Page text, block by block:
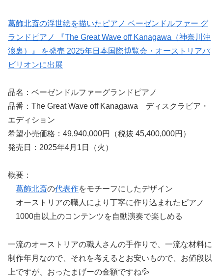
葛飾北斎の浮世絵を描いたピアノ ベーゼンドルファー グ
ランドピアノ 『The Great Wave off Kanagawa（神奈川沖
浪裏）』 を発売 2025年日本国際博覧会・オーストリアパ
ビリオンに出展
品名：ベーゼンドルファーグランドピアノ
品番：The Great Wave off Kanagawa ディスクラビア・
エディション
希望小売価格：49,940,000円（税抜 45,400,000円）
発売日：2025年4月1日（火）
概要：
葛飾北斎の代表作をモチーフにしたデザイン
オーストリアの職人により丁寧に作り込まれたピアノ
1000曲以上のコンテンツを自動演奏で楽しめる
一流のオーストリアの職人さんの手作りで、一流な材料に
制作年月なので、それを考えるとお安いもので、お値段以
上ですが、おったまげーの金額ですね💦